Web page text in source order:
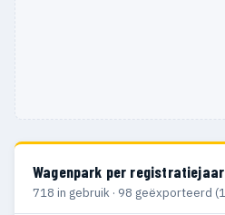
Wagenpark per registratiejaar
718 in gebruik · 98 geëxporteerd